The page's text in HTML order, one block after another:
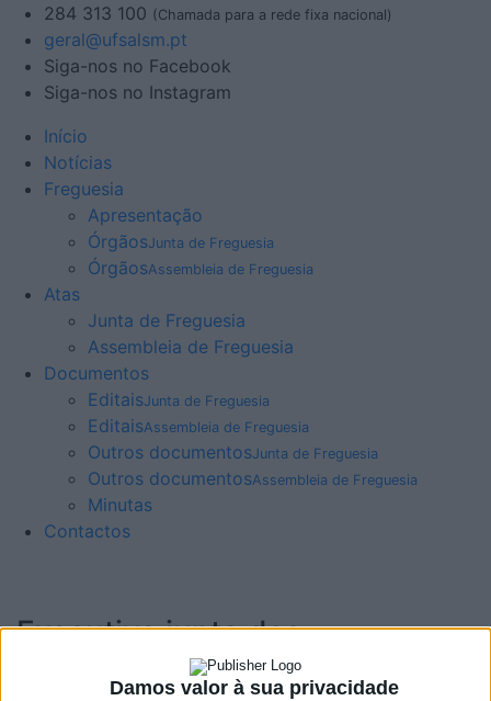
Damos valor à sua privacidade
284 313 100 (Chamada para a rede fixa nacional)
geral@ufsalsm.pt
Siga-nos no Facebook
Siga-nos no Instagram
Início
Notícias
Freguesia
Apresentação
ÓrgãosJunta de Freguesia
ÓrgãosAssembleia de Freguesia
Atas
Junta de Freguesia
Assembleia de Freguesia
Documentos
EditaisJunta de Freguesia
EditaisAssembleia de Freguesia
Outros documentosJunta de Freguesia
Outros documentosAssembleia de Freguesia
Minutas
Contactos
Executivo junto das
associações